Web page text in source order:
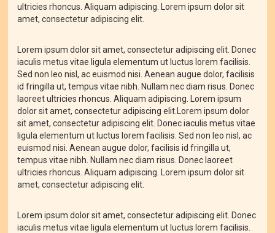
ultricies rhoncus. Aliquam adipiscing. Lorem ipsum dolor sit
amet, consectetur adipiscing elit.
Lorem ipsum dolor sit amet, consectetur adipiscing elit. Donec
iaculis metus vitae ligula elementum ut luctus lorem facilisis.
Sed non leo nisl, ac euismod nisi. Aenean augue dolor, facilisis
id fringilla ut, tempus vitae nibh. Nullam nec diam risus. Donec
laoreet ultricies rhoncus. Aliquam adipiscing. Lorem ipsum
dolor sit amet, consectetur adipiscing elit.Lorem ipsum dolor
sit amet, consectetur adipiscing elit. Donec iaculis metus vitae
ligula elementum ut luctus lorem facilisis. Sed non leo nisl, ac
euismod nisi. Aenean augue dolor, facilisis id fringilla ut,
tempus vitae nibh. Nullam nec diam risus. Donec laoreet
ultricies rhoncus. Aliquam adipiscing. Lorem ipsum dolor sit
amet, consectetur adipiscing elit.
Lorem ipsum dolor sit amet, consectetur adipiscing elit. Donec
iaculis metus vitae ligula elementum ut luctus lorem facilisis.